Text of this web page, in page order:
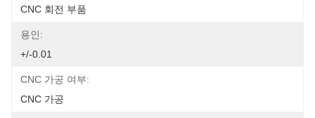
CNC 회전 부품
용인:
+/-0.01
CNC 가공 여부:
CNC 가공